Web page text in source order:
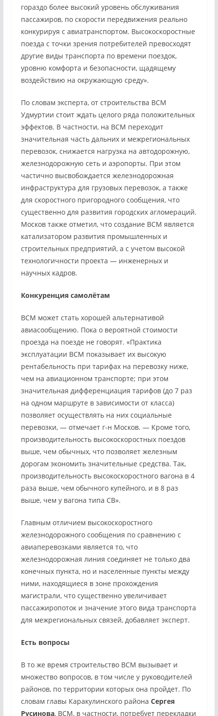
гораздо более высокий уровень обслуживания
пассажиров, по скорости передвижения реально
конкурируя с авиатранспортом. Высокоскоростные
поезда с точки зрения потребителей превосходят
другие виды транспорта по времени поездок,
уровню комфорта и безопасности, щадящему
воздействию на окружающую среду».
По словам эксперта, от строительства ВСМ
Удмуртии стоит ждать целого ряда положительных
эффектов. В частности, на ВСМ переходит
значительная часть дальних и межрегиональных
перевозок, снижается нагрузка на автодорожную,
железнодорожную сеть и аэропорты. При этом
частично высвобождается железнодорожная
инфраструктура для грузовых перевозок, а также
для скоростного пригородного сообщения, что
существенно для развития городских агломераций.
Москов также отметил, что создание ВСМ является
катализатором развития промышленных и
строительных предприятий, а с учетом высокой
технологичности проекта — инженерных и
научных кадров.
Конкуренция самолётам
ВСМ может стать хорошей альтернативой
авиасообщению. Пока о вероятной стоимости
проезда на поезде не говорят. «Практика
эксплуатации ВСМ показывает их высокую
рентабельность при тарифах на перевозку ниже,
чем на авиационном транспорте; при этом
значительная дифференциация тарифов (до 7 раз
на одном маршруте в зависимости от класса)
позволяет осуществлять на них социальные
перевозки, — отмечает г-н Москов. — Кроме того,
производительность высокоскоростных поездов
выше, чем обычных, что позволяет железным
дорогам экономить значительные средства. Так,
производительность высокоскоростного вагона в 4
раза выше, чем обычного купейного, и в 8 раз
выше, чем у вагона типа СВ».
Главным отличием высокоскоростного
железнодорожного сообщения по сравнению с
авиаперевозками является то, что
железнодорожная линия соединяет не только два
конечных пункта, но и населенные пункты между
ними, находящиеся в зоне прохождения
магистрали, что существенно увеличивает
пассажиропоток и значение этого вида транспорта
для межрегиональных связей, добавляет эксперт.
Есть вопросы
В то же время строительство ВСМ вызывает и
множество вопросов, в том числе у руководителей
районов, по территории которых она пройдет. По
словам главы Каракулинского района Сергея
Русинова, ВСМ, в частности, потребует перекладки